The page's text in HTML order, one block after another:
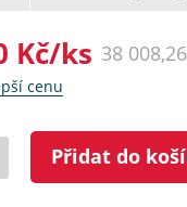
Kč/ks 38
cenu
Přidat do